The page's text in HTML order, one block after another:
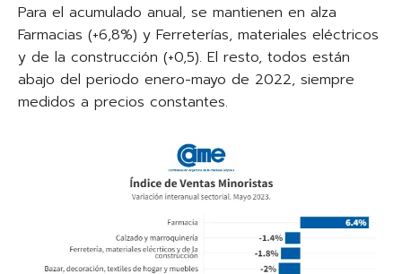
Para el acumulado anual, se mantienen en alza
Farmacias (+6,8%) y Ferreterías, materiales eléctricos
y de la construcción (+0,5). El resto, todos están
abajo del periodo enero-mayo de 2022, siempre
medidos a precios constantes.